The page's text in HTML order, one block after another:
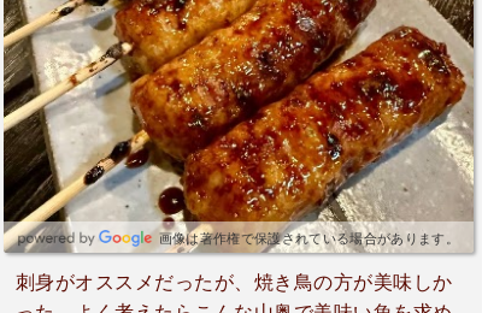
画像は著作権で保護されている場合があります。
刺身がオススメだったが、焼き鳥の方が美味しか